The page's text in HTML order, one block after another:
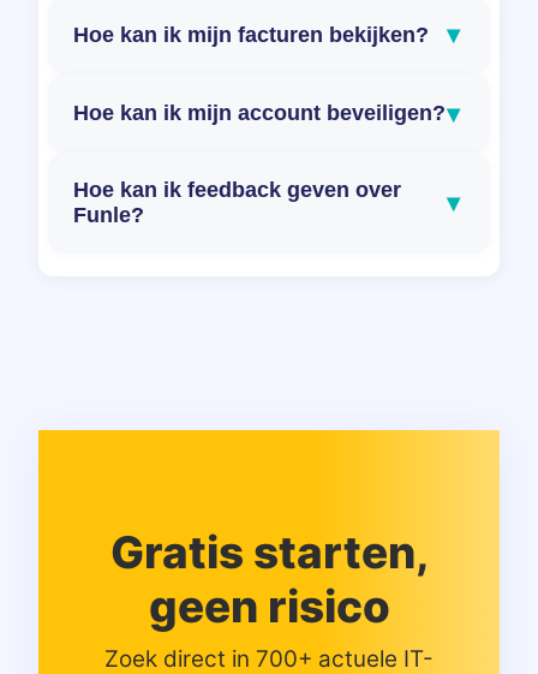
Hoe kan ik mijn facturen bekijken? ▾
Hoe kan ik mijn account beveiligen?▾
Hoe kan ik feedback geven over
Funle?
▾
Gratis starten,
geen risico
Zoek direct in 700+ actuele IT-